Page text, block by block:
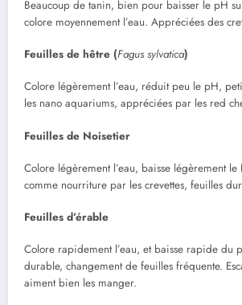
Beaucoup de tanin, bien pour baisser le pH
colore moyennement l’eau. Appréciées des
Feuilles de hêtre (Fagus sylvatica)
Colore légèrement l’eau, réduit peu le pH,
les nano aquariums, appréciées par les red
Feuilles de Noisetier
Colore légèrement l’eau, baisse légèrement
comme nourriture par les crevettes, feuilles
Feuilles d’érable
Colore rapidement l’eau, et baisse rapide du
durable, changement de feuilles fréquente.
aiment bien les manger.